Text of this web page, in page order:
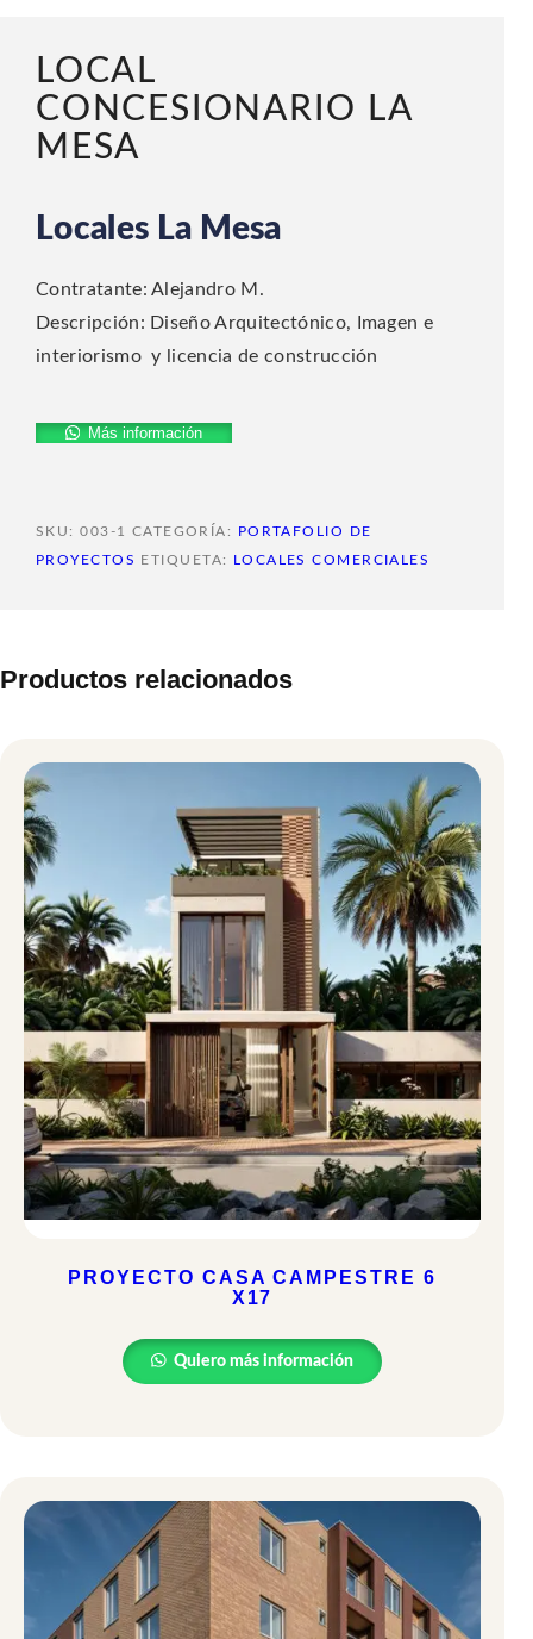
LOCAL
CONCESIONARIO LA
MESA
Locales La Mesa
Contratante: Alejandro M.
Descripción: Diseño Arquitectónico, Imagen e
interiorismo y licencia de construcción
Más información
SKU:003-1 CATEGORÍA:
PORTAFOLIO DE
PROYECTOS ETIQUETA: LOCALES COMERCIALES
Productos relacionados
PROYECTO CASA CAMPESTRE 6
X17
Quiero más información